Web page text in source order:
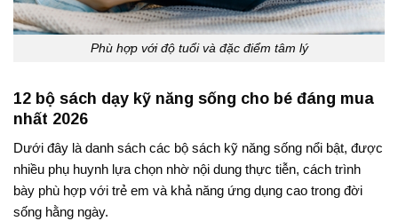
Phù hợp với độ tuổi và đặc điểm tâm lý
12 bộ sách dạy kỹ năng sống cho bé đáng mua
nhất 2026
Dưới đây là danh sách các bộ sách kỹ năng sống nổi bật, được
nhiều phụ huynh lựa chọn nhờ nội dung thực tiễn, cách trình
bày phù hợp với trẻ em và khả năng ứng dụng cao trong đời
sống hằng ngày.